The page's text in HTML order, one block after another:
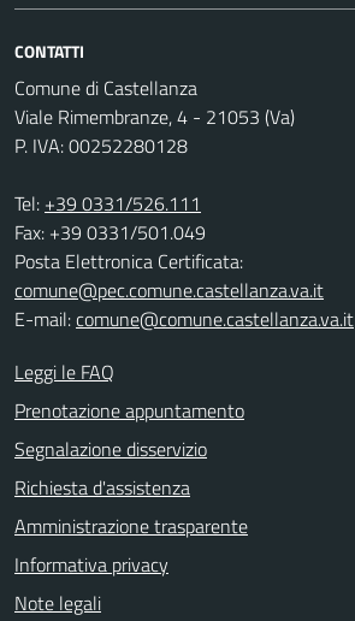
CONTATTI
Comune di Castellanza
Viale Rimembranze, 4 - 21053 (Va)
P. IVA: 00252280128
Tel: +39 0331/526.111
Fax: +39 0331/501.049
Posta Elettronica Certificata:
comune@pec.comune.castellanza.va.it
E-mail:comune@comune.castellanza.va.it
Leggi le FAQ
Prenotazione appuntamento
Segnalazione disservizio
Richiesta d'assistenza
Amministrazione trasparente
Informativa privacy
Note legali